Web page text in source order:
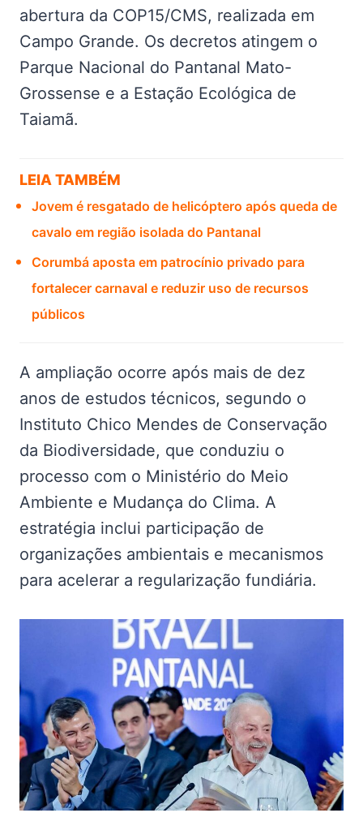
abertura da COP15/CMS, realizada em
Campo Grande. Os decretos atingem o
Parque Nacional do Pantanal Mato-
Grossense e a Estação Ecológica de
Taiamã.
LEIA TAMBÉM
Jovem é resgatado de helicóptero após queda de
cavalo em região isolada do Pantanal
Corumbá aposta em patrocínio privado para
fortalecer carnaval e reduzir uso de recursos
públicos
A ampliação ocorre após mais de dez
anos de estudos técnicos, segundo o
Instituto Chico Mendes de Conservação
da Biodiversidade, que conduziu o
processo com o Ministério do Meio
Ambiente e Mudança do Clima. A
estratégia inclui participação de
organizações ambientais e mecanismos
para acelerar a regularização fundiária.